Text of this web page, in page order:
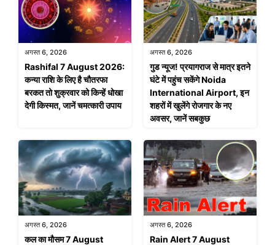
अगस्त 6, 2026
Rashifal 7 August 2026:
कन्या राशि के लिए है चौतरफा
बरकत तो शुक्रवार को किन्हें धोखा
देगी किस्मत, जानें चमत्कारी उपाय
अगस्त 6, 2026
गुड न्यूज! प्रयागराज से मात्र इतने
घंटे में पहुंच सकेंगे Noida
International Airport, इन
शहरों में खुलेंगे रोजगार के नए
अवसर, जानें सबकुछ
अगस्त 6, 2026
कल का मौसम 7 August
अगस्त 6, 2026
Rain Alert 7 August